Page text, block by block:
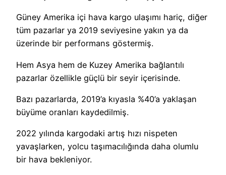
Güney Amerika içi hava kargo ulaşımı hariç, diğer
tüm pazarlar ya 2019 seviyesine yakın ya da
üzerinde bir performans göstermiş.
Hem Asya hem de Kuzey Amerika bağlantılı
pazarlar özellikle güçlü bir seyir içerisinde.
Bazı pazarlarda, 2019’a kıyasla %40’a yaklaşan
büyüme oranları kaydedilmiş.
2022 yılında kargodaki artış hızı nispeten
yavaşlarken, yolcu taşımacılığında daha olumlu
bir hava bekleniyor.